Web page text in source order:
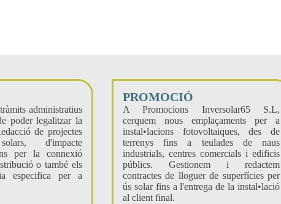
administratius
poder legalitzar la
de projectes
d'impacte
per la connexió
o també els
especifica per a
PROMOCIÓ
A Promocions Inversolar65 S.L,
cerquem nous emplaçaments per a
instal•lacions fotovoltaiques, des de
terrenys fins a teulades de naus
industrials, centres comercials i edificis
públics. Gestionem i redactem
contractes de lloguer de superfícies per
ús solar fins a l'entrega de la instal•lació
al client final.